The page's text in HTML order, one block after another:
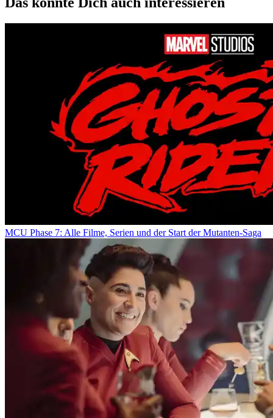
MCU Phase 7: Alle Filme, Serien und der Start der Mutanten-Saga